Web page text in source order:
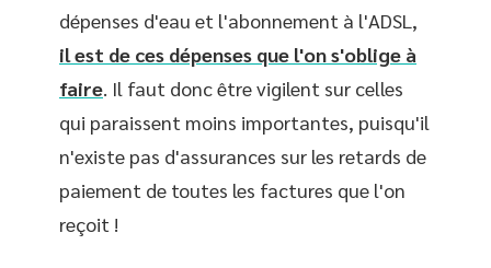
dépenses d'eau et l'abonnement à l'ADSL,
il est de ces dépenses que l'on s'oblige à
faire . Il faut donc être vigilent sur celles
qui paraissent moins importantes, puisqu'il
n'existe pas d'assurances sur les retards de
paiement de toutes les factures que l'on
reçoit !